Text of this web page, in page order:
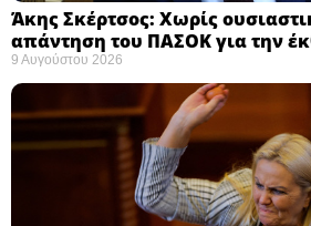
Άκης Σκέρτσος: Χωρίς
απάντηση του ΠΑΣΟΚ για την
9 Αυγούστου 2026